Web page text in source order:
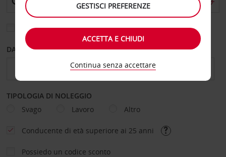
Scegli una località di riconsegna diversa
DAL GIORNO AL GIORNO
TIPOLOGIA DI NOLEGGIO
Svago
Lavoro Altro
Conducente di età superiore ai 25 anni
Possiedo un codice sconto
GESTISCI PREFERENZE
ACCETTA E CHIUDI
Continua senza accettare